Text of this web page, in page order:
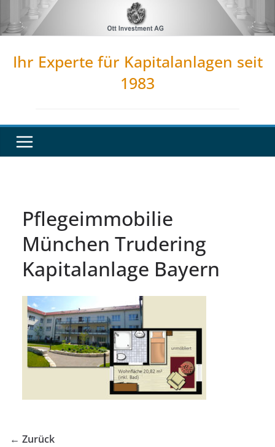
Inhalt
Ihr Experte für Kapitalanlagen seit
1983
Pflegeimmobilie
München Trudering
Kapitalanlage Bayern
← Zurück